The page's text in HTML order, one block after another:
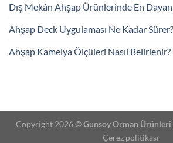
Dış Mekân Ahşap Ürünlerinde En
Ahşap Deck Uygulaması Ne Kadar Sürer?
Ahşap Kamelya Ölçüleri Nasıl Belirlenir?
Copyright 2026 ©Gunsoy Orman Ürünleri
Çerez politikası